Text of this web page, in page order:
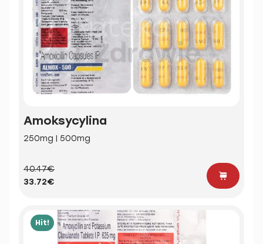
Amoksycylina
250mg | 500mg
40.47€
33.72€
Hit!